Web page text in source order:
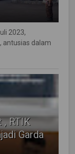
2023,
antusias dalam
, RTIK
Garda